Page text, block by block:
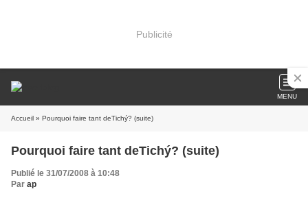
Publicité
MENU
Accueil » Pourquoi faire tant deTichý? (suite)
Pourquoi faire tant deTichý? (suite)
Publié le 31/07/2008 à 10:48
Par ap